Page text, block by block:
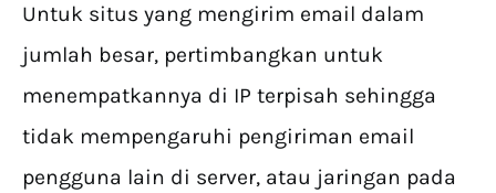
Untuk situs yang mengirim email dalam
jumlah besar, pertimbangkan untuk
menempatkannya di IP terpisah sehingga
tidak mempengaruhi pengiriman email
pengguna lain di server, atau jaringan pada